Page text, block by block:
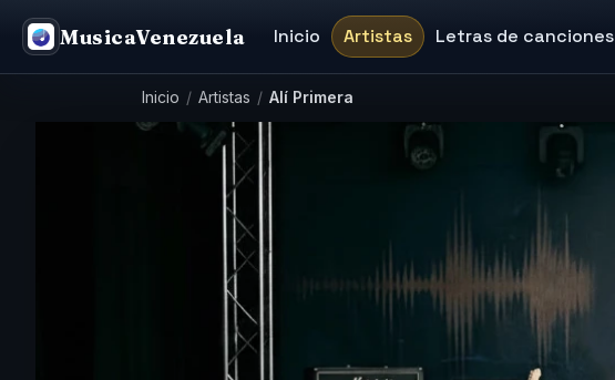
MusicaVenezuela Inicio Artistas Letras de canciones
Inicio / Artistas / Alí Primera